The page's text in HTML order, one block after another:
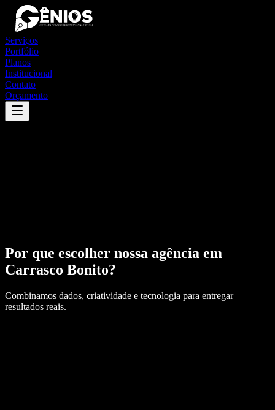
Serviços
Portfólio
Planos
Institucional
Contato
Orçamento
Por que escolher nossa agência em
Carrasco Bonito?
Combinamos dados, criatividade e tecnologia para entregar
resultados reais.